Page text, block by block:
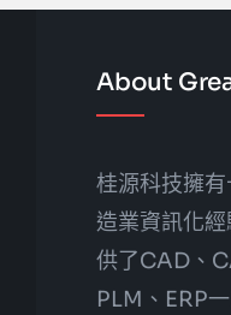
About
桂源科技擁
造業資訊化
供了CAD、
PLM、ERP